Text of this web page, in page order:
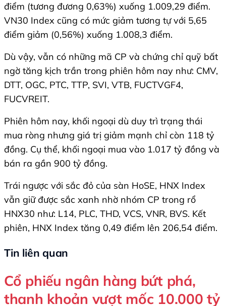
điểm (tương đương 0,63%) xuống 1.009,29 điểm.
VN30 Index cũng có mức giảm tương tự với 5,65
điểm giảm (0,56%) xuống 1.008,3 điểm.
Dù vậy, vẫn có những mã CP và chứng chỉ quỹ bất
ngờ tăng kịch trần trong phiên hôm nay như: CMV,
DTT, OGC, PTC, TTP, SVI, VTB, FUCTVGF4,
FUCVREIT.
Phiên hôm nay, khối ngoại dù duy trì trạng thái
mua ròng nhưng giá trị giảm mạnh chỉ còn 118 tỷ
đồng. Cụ thể, khối ngoại mua vào 1.017 tỷ đồng và
bán ra gần 900 tỷ đồng.
Trái ngược với sắc đỏ của sàn HoSE, HNX Index
vẫn giữ được sắc xanh nhờ nhóm CP trong rổ
HNX30 như: L14, PLC, THD, VCS, VNR, BVS. Kết
phiên, HNX Index tăng 0,49 điểm lên 206,54 điểm.
Tin liên quan
Cổ phiếu ngân hàng bứt phá,
thanh khoản vượt mốc 10.000 tỷ